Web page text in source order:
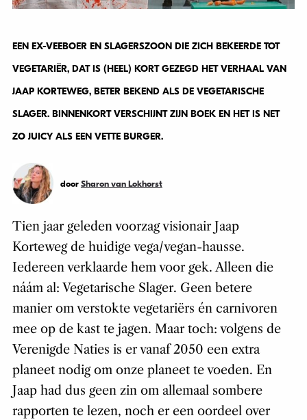
EEN EX-VEEBOER EN SLAGERSZOON DIE ZICH BEKEERDE TOT
VEGETARIËR, DAT IS (HEEL) KORT GEZEGD HET VERHAAL VAN
JAAP KORTEWEG, BETER BEKEND ALS DE VEGETARISCHE
SLAGER. BINNENKORT VERSCHIJNT ZIJN BOEK EN HET IS NET
ZO JUICY ALS EEN VETTE BURGER.
door Sharon van Lokhorst
Tien jaar geleden voorzag visionair Jaap
Korteweg de huidige vega/vegan-hausse.
Iedereen verklaarde hem voor gek. Alleen die
náám al: Vegetarische Slager. Geen betere
manier om verstokte vegetariërs én carnivoren
mee op de kast te jagen. Maar toch: volgens de
Verenigde Naties is er vanaf 2050 een extra
planeet nodig om onze planeet te voeden. En
Jaap had dus geen zin om allemaal sombere
rapporten te lezen, noch er een oordeel over